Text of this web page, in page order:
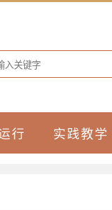
行 实践教学